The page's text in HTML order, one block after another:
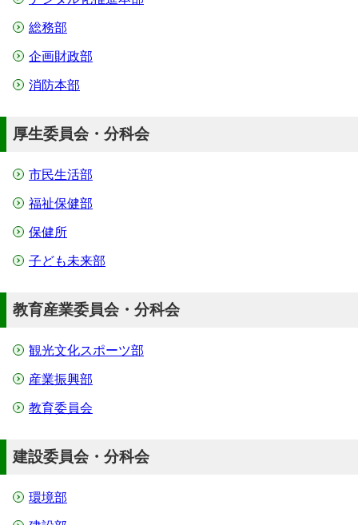
総務部
企画財政部
消防本部
厚生委員会・分科会
市民生活部
福祉保健部
保健所
子ども未来部
教育産業委員会・分科会
観光文化スポーツ部
産業振興部
教育委員会
建設委員会・分科会
環境部